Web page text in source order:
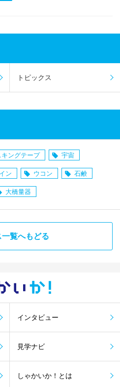
トピックス
キングテープ 宇宙
ン ウコン 石鹸
大橋量器
一覧へもどる
い か！
インタビュー
見学ナビ
しゃかいか！とは